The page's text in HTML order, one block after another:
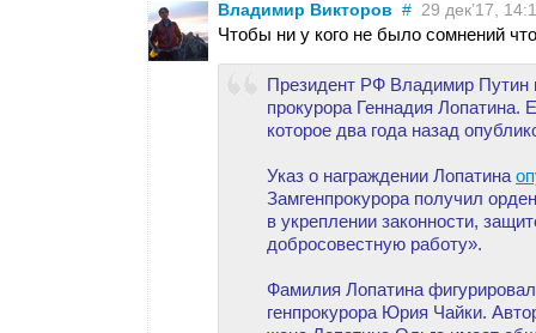
Владимир Викторов # 29 дек’17,
Чтобы ни у кого не было сомнений
Президент РФ Владимир Путин
прокурора Геннадия Лопатина.
которое два года назад
Указ о награждении Лопатина
Замгенпрокурора получил
в укреплении законности,
добросовестную работу».
Фамилия Лопатина
генпрокурора Юрия Чайки.